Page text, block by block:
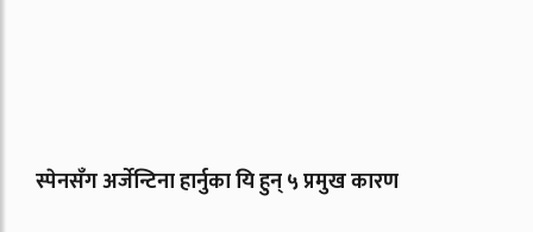
स्पेनसँग अर्जेन्टिना हार्नुका यि हुन् ५ प्रमुख कारण